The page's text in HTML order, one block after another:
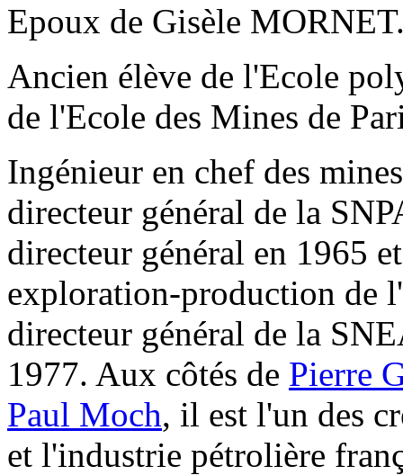
Epoux de Gisèle
Ancien élève de l'Ecole
de l'Ecole des Mines de
Ingénieur en chef des
directeur général de la
directeur général en 1965
exploration-production de
directeur général de la
1977. Aux côtés de Pierre
Paul Moch, il est l'un des
et l'industrie pétrolière